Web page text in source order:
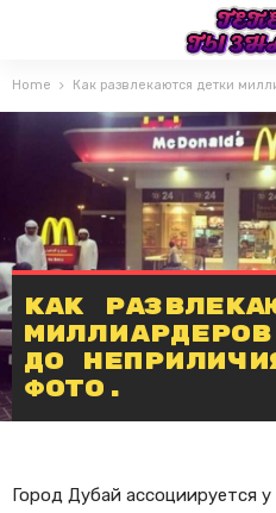
Home Как развлекаются детки
Как
до
фото.
Город Дубай ассоциируется